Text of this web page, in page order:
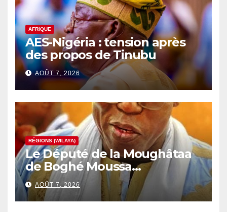
AFRIQUE
AES-Nigéria : tension après
des propos de Tinubu
AOÛT 7, 2026
RÉGIONS (WILAYA)
Le Député de la Moughâtaa
de Boghé Moussa
Alhousseynou Dia.
AOÛT 7, 2026